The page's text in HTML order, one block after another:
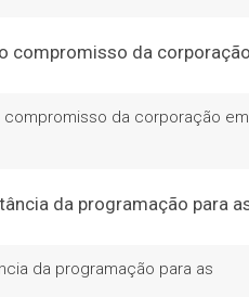
da corporação em
da programação para as